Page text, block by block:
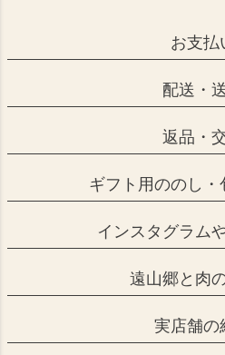
お支払
配送・
返品・
ギフト用ののし・
インスタグラム
遠山郷と肉
実店舗の